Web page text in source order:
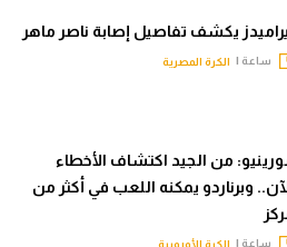
يكشف تفاصيل إصابة ناصر ماهر
ساعة | الكرة المصرية
من الجيد اكتشاف الأخطاء
وبرناردو يمكنه اللعب في أكثر من
ساعة |